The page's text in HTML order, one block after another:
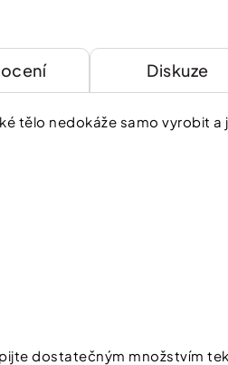
Diskuze
tělo nedokáže samo vyrobit a
dostatečným množstvím